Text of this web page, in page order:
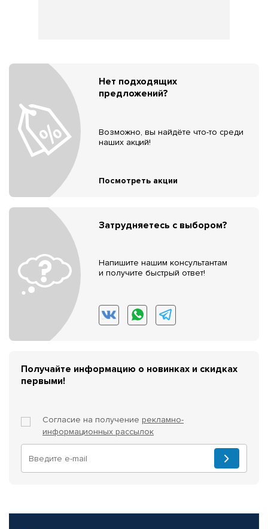
Нет подходящих
предложений?
Возможно, вы найдёте что-то среди
наших акций!
Посмотреть акции
Затрудняетесь с выбором?
Напишите нашим консультантам
и получите быстрый ответ!
Получайте информацию о новинках и скидках
первыми!
Согласие на получение рекламно-
информационных рассылок